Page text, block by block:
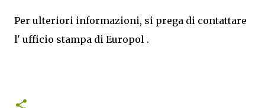
Per ulteriori informazioni, si prega di contattare
l' ufficio stampa di Europol .